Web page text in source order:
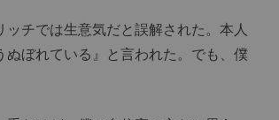
チでは生意気だと誤解された。本人
ぼれている』と言われた。でも、僕